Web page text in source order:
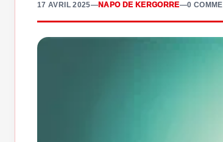
17 AVRIL 2025—NAPO DE KERGORRE—0